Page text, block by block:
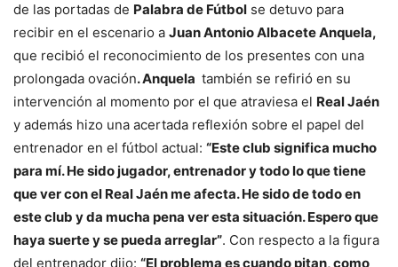
de las portadas de Palabra de Fútbol se detuvo para
recibir en el escenario a Juan Antonio Albacete Anquela,
que recibió el reconocimiento de los presentes con una
prolongada ovación. Anquela también se refirió en su
intervención al momento por el que atraviesa el Real Jaén
y además hizo una acertada reflexión sobre el papel del
entrenador en el fútbol actual: “Este club significa mucho
para mí. He sido jugador, entrenador y todo lo que tiene
que ver con el Real Jaén me afecta. He sido de todo en
este club y da mucha pena ver esta situación. Espero que
haya suerte y se pueda arreglar”. Con respecto a la figura
del entrenador dijo: “El problema es cuando pitan, como